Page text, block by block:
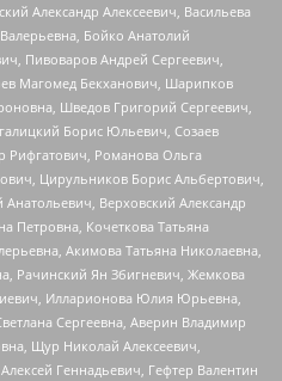
Александр Алексеевич, Васильева
Бойко Анатолий
Пивоваров Андрей Сергеевич,
Магомед Бекханович, Шарипков
Шведов Григорий Сергеевич,
Борис Юльевич, Созаев
Рифгатович, Романова Ольга
Цирульников Борис Альбертович,
Верховский Александр
Петровна, Кочеткова Татьяна
Акимова Татьяна Николаевна,
Рачинский Ян Збигневич, Жемкова
Илларионова Юлия Юрьевна,
Сергеевна, Аверин Владимир
Щур Николай Алексеевич,
Геннадьевич, Гефтер Валентин